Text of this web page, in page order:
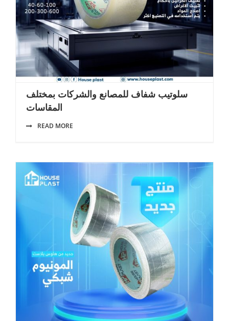
سلوتيب شفاف للمصانع والشركات بمختلف
المقاسات
READ MORE